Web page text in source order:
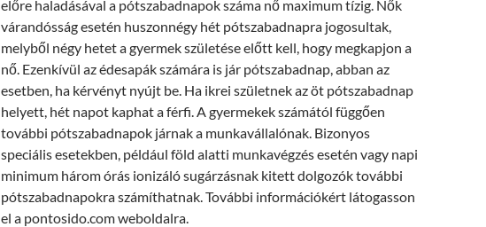
előre haladásával a pótszabadnapok száma nő maximum tízig. Nők
várandósság esetén huszonnégy hét pótszabadnapra jogosultak,
melyből négy hetet a gyermek születése előtt kell, hogy megkapjon a
nő. Ezenkívül az édesapák számára is jár pótszabadnap, abban az
esetben, ha kérvényt nyújt be. Ha ikrei születnek az öt pótszabadnap
helyett, hét napot kaphat a férfi. A gyermekek számától függően
további pótszabadnapok járnak a munkavállalónak. Bizonyos
speciális esetekben, például föld alatti munkavégzés esetén vagy napi
minimum három órás ionizáló sugárzásnak kitett dolgozók további
pótszabadnapokra számíthatnak. További információkért látogasson
el a pontosido.com weboldalra.